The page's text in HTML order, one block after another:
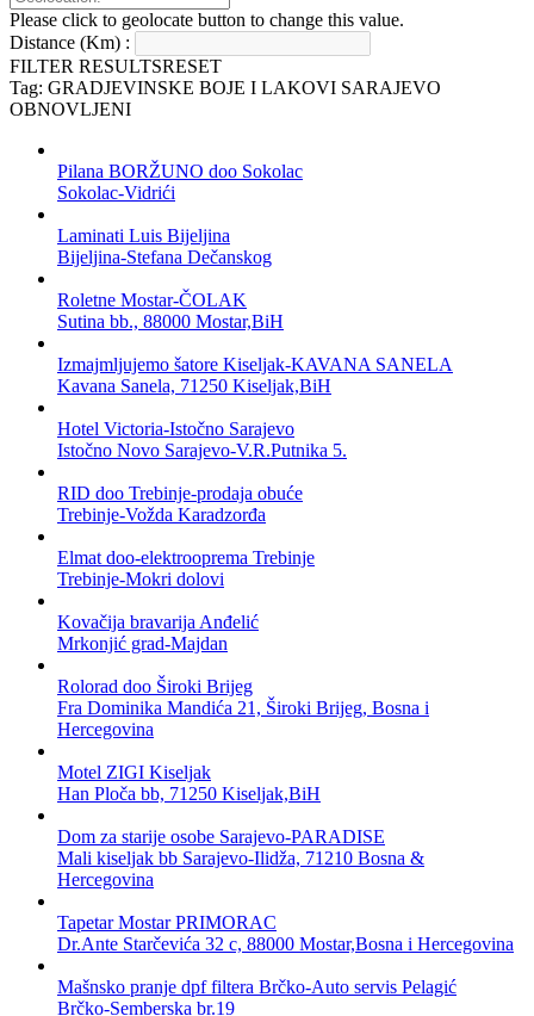
Please click to geolocate button to change this value.
Distance (Km) :
FILTER RESULTSRESET
Tag: GRADJEVINSKE BOJE I LAKOVI SARAJEVO
OBNOVLJENI
Pilana BORŽUNO doo Sokolac
Sokolac-Vidrići
Laminati Luis Bijeljina
Bijeljina-Stefana Dečanskog
Roletne Mostar-ČOLAK
Sutina bb., 88000 Mostar,BiH
Izmajmljujemo šatore Kiseljak-KAVANA SANELA
Kavana Sanela, 71250 Kiseljak,BiH
Hotel Victoria-Istočno Sarajevo
Istočno Novo Sarajevo-V.R.Putnika 5.
RID doo Trebinje-prodaja obuće
Trebinje-Vožda Karadzorđa
Elmat doo-elektrooprema Trebinje
Trebinje-Mokri dolovi
Kovačija bravarija Anđelić
Mrkonjić grad-Majdan
Rolorad doo Široki Brijeg
Fra Dominika Mandića 21, Široki Brijeg, Bosna i
Hercegovina
Motel ZIGI Kiseljak
Han Ploča bb, 71250 Kiseljak,BiH
Dom za starije osobe Sarajevo-PARADISE
Mali kiseljak bb Sarajevo-Ilidža, 71210 Bosna &
Hercegovina
Tapetar Mostar PRIMORAC
Dr.Ante Starčevića 32 c, 88000 Mostar,Bosna i Hercegovina
Mašnsko pranje dpf filtera Brčko-Auto servis Pelagić
Brčko-Semberska br.19